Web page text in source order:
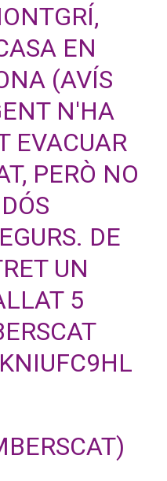
EN
(AVÍS
N'HA
EVACUAR
PERÒ NO
DE
UN
5